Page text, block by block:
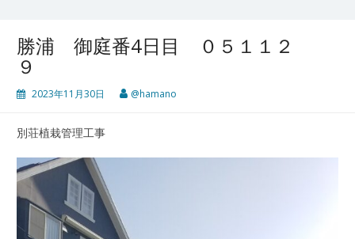
勝浦 御庭番4日目 ０５１１２
９
2023年11月30日 @hamano
別荘植栽管理工事